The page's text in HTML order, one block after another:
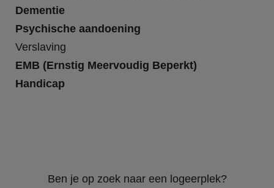
Dementie
Psychische aandoening
Verslaving
EMB (Ernstig Meervoudig Beperkt)
Handicap
Ben je op zoek naar een logeerplek?